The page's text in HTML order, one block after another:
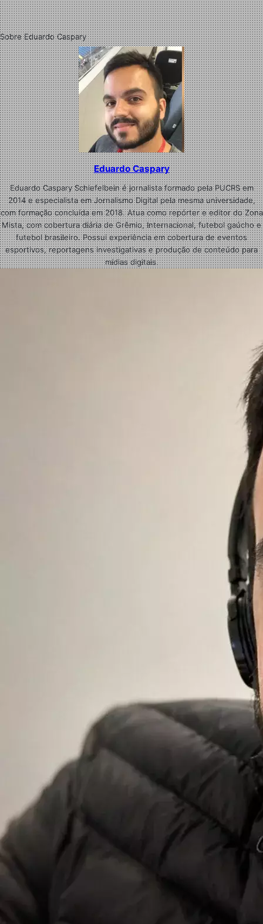
Sobre Eduardo Caspary
Eduardo Caspary
Eduardo Caspary Schiefelbein é jornalista formado pela PUCRS em
2014 e especialista em Jornalismo Digital pela mesma universidade,
com formação concluída em 2018. Atua como repórter e editor do Zona
Mista, com cobertura diária de Grêmio, Internacional, futebol gaúcho e
futebol brasileiro. Possui experiência em cobertura de eventos
esportivos, reportagens investigativas e produção de conteúdo para
mídias digitais.